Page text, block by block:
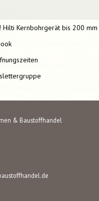
Hilti Kernbohrgerät bis 200 mm
& Baustoffhandel